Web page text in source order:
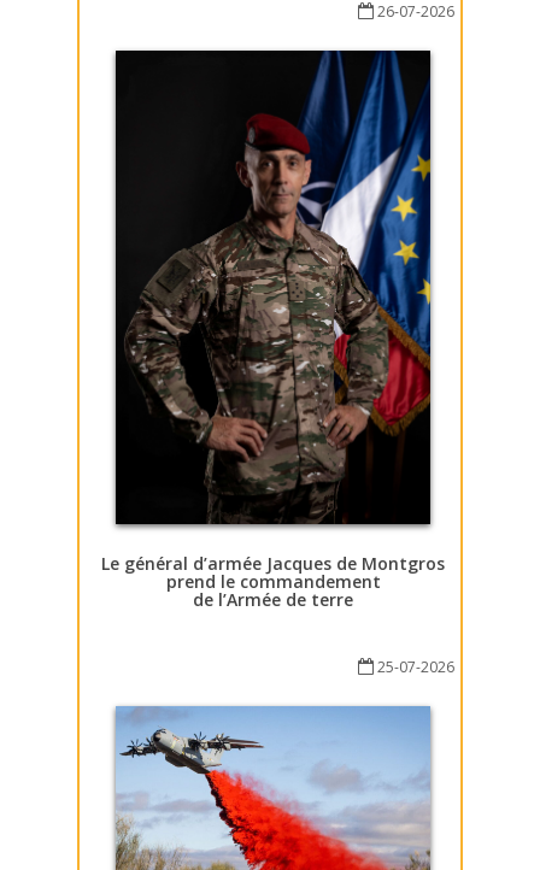
26-07-2026
Le général d’armée Jacques de Montgros
prend le commandement
de l’Armée de terre
25-07-2026